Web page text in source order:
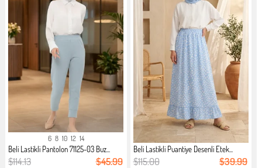
6 8 10 12 14
Beli Lastikli Pantolon 71125-03 Buz...
$114.13 $45.99
Beli Lastikli Puantiye Desenli Etek...
$115.00 $39.99